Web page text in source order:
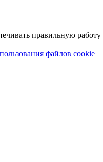
правильную работу
файлов cookie